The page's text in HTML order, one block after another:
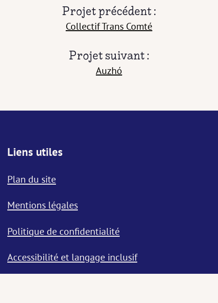
Projet précédent :
Collectif Trans Comté
Projet suivant :
Auzhó
Liens utiles
Plan du site
Mentions légales
Politique de confidentialité
Accessibilité et langage inclusif